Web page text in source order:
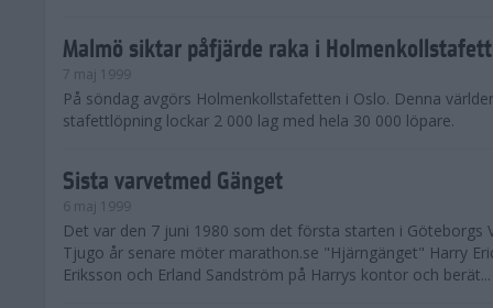
Malmö siktar påfjärde raka i
7 maj 1999
På söndag avgörs Holmenkollstafetten i Oslo. Denna
stafettlöpning lockar 2 000 lag med hela 30 000 löpare.
Sista varvetmed Gänget
6 maj 1999
Det var den 7 juni 1980 som det första starten i Göteborgs
Tjugo år senare möter marathon.se "Hjärngänget" Harry
Eriksson och Erland Sandström på Harrys kontor och berät...